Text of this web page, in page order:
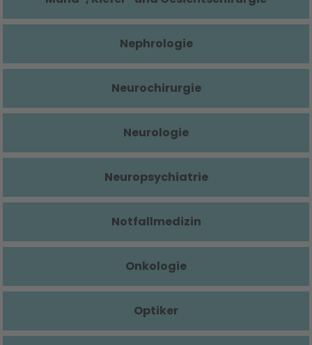
Nephrologie
Neurochirurgie
Neurologie
Neuropsychiatrie
Notfallmedizin
Onkologie
Optiker